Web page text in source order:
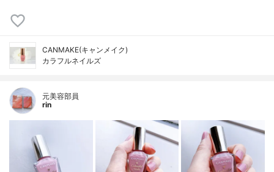
CANMAKE(キャンメイク)
カラフルネイルズ
元美容部員
rin